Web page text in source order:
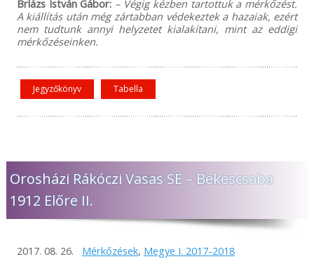
Brlázs István Gábor: – Végig kézben tartottuk a mérkőzést.
A kiállítás után még zártabban védekeztek a hazaiak, ezért
nem tudtunk annyi helyzetet kialakítani, mint az eddigi
mérkőzéseinken.
Jegyzőkönyv Tabella
Orosházi Rákóczi Vasas SE – Békéscsaba
1912 Előre II.
2017. 08. 26. Mérkőzések, Megye I. 2017-2018